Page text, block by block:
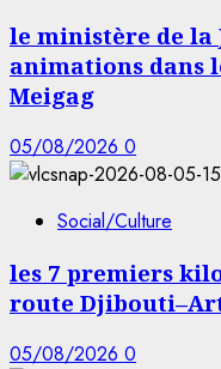
le ministère de la
animations dans
Meigag
05/08/2026 0
Social/Culture
les 7 premiers
route
05/08/2026 0